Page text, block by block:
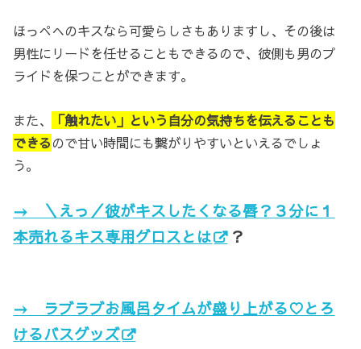
ほっぺへのキスなら可愛らしさもありますし、その後は
男性にリードを任せることもできるので、彼側も男のプ
ライドを保つことができます。
また、
「触れたい」という自分の気持ちを伝えることも
できるので甘い時間にも繋がりやすいといえるでしょ
う。
→ ＼えっ／彼がキスしたくなる唇？３分に１
本売れるキス専用グロスとは
？
→ ラブラブお風呂タイムが盛り上がる♡とろ
けるバスグッズ